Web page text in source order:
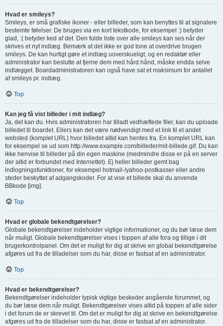
Hvad er smileys?
Smileys, er små grafiske ikoner - eller billeder, som kan benyttes til at signalere
bestemte følelser. De bruges via en kort tekstkode, for eksempel :) betyder
glad, :( betyder ked af det. Den fulde liste over alle smileys kan ses når der
skrives et nyt indlæg. Bemærk at det ikke er god tone at overdrive brugen
smileys. De kan hurtigt gøre et indlæg uoverskueligt, og en redaktør eller
administrator kan beslutte at fjerne dem med hård hånd, måske endda selve
indlægget. Boardadministratoren kan også have sat et maksimum for antallet
af smileys pr. indlæg.
Top
Kan jeg få vist billeder i mit indlæg?
Ja, det kan du. Hvis administratoren har tilladt vedhæftede filer, kan du uploade
billedet til boardet. Ellers kan det være nødvendigt med et link til et andet
websted (komplet URL) hvor billedet altid kan hentes fra. En komplet URL kan
for eksempel se ud som http://www.example.com/billeder/mit-billede.gif. Du kan
ikke henvise til billeder på din egen maskine (medmindre disse er på en server
der altid er forbundet med Internettet). Ej heller billeder gemt bag
indlogningsfunktioner, for eksempel hotmail-/yahoo-postkasser eller andre
steder beskyttet af adgangskoder. For at vise et billede skal du anvende
BBkode [img].
Top
Hvad er globale bekendtgørelser?
Globale bekendtgørelser indeholder vigtige informationer, og du bør læse dem
når muligt. Globale bekendtgørelser vises i toppen af alle fora og tillige i dit
brugerkontrolpanel. Om det er muligt for dig at skrive en global bekendtgørelse
afgøres ud fra de tilladelser som du har, disse er fastsat af en administrator.
Top
Hvad er bekendtgørelser?
Bekendtgørelser indeholder typisk vigtige beskeder angående forummet, og
du bør læse dem når muligt. Bekendtgørelser vises altid på toppen af alle sider
i det forum de er skrevet til. Om det er muligt for dig at skrive en bekendtgørelse
afgøres ud fra de tilladelser som du har, disse er fastsat af en administrator.